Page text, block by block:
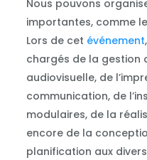
Nous pouvons
importantes, comme
Lors de cet événement
chargés de la gestion
audiovisuelle, de
communication, de
modulaires, de la
encore de la
planification aux